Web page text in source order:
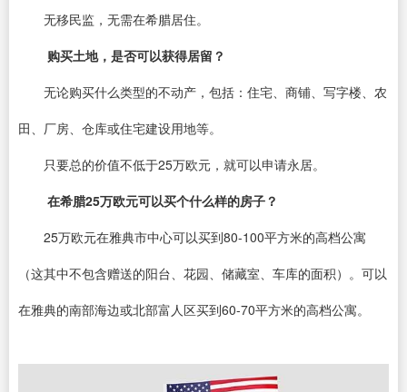
无移民监，无需在希腊居住。
购买土地，是否可以获得居留？
无论购买什么类型的不动产，包括：住宅、商铺、写字楼、农
田、厂房、仓库或住宅建设用地等。
只要总的价值不低于25万欧元，就可以申请永居。
在希腊25万欧元可以买个什么样的房子？
25万欧元在雅典市中心可以买到80-100平方米的高档公寓
（这其中不包含赠送的阳台、花园、储藏室、车库的面积）。可以
在雅典的南部海边或北部富人区买到60-70平方米的高档公寓。